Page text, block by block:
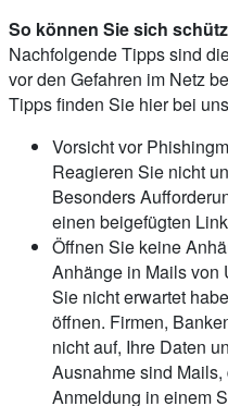
So können Sie sich
Nachfolgende Tipps sind
vor den Gefahren im Netz
Tipps finden Sie hier bei
Vorsicht vor
Reagieren Sie nicht
Besonders
einen beigefügten
Öffnen Sie keine
Anhänge in Mails von
Sie nicht erwartet
öffnen. Firmen,
nicht auf, Ihre Daten
Ausnahme sind
Anmeldung in einem